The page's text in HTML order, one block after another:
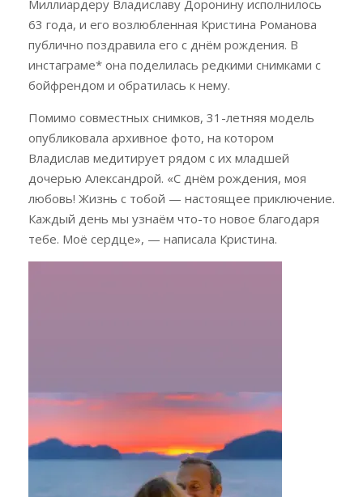
Миллиардеру Владиславу Доронину исполнилось
63 года, и его возлюбленная Кристина Романова
публично поздравила его с днём рождения. В
инстаграме* она поделилась редкими снимками с
бойфрендом и обратилась к нему.
Помимо совместных снимков, 31-летняя модель
опубликовала архивное фото, на котором
Владислав медитирует рядом с их младшей
дочерью Александрой. «С днём рождения, моя
любовь! Жизнь с тобой — настоящее приключение.
Каждый день мы узнаём что-то новое благодаря
тебе. Моё сердце», — написала Кристина.